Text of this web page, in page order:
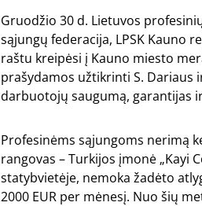
Gruodžio 30 d. Lietuvos
sąjungų federacija, LPSK Kauno
raštu kreipėsi į Kauno miesto
prašydamos užtikrinti S. Dariaus
darbuotojų saugumą, garantijas
Profesinėms sąjungoms nerimą
rangovas – Turkijos įmonė „Kayi
statybvietėje, nemoka žadėto
2000 EUR per mėnesį. Nuo šių